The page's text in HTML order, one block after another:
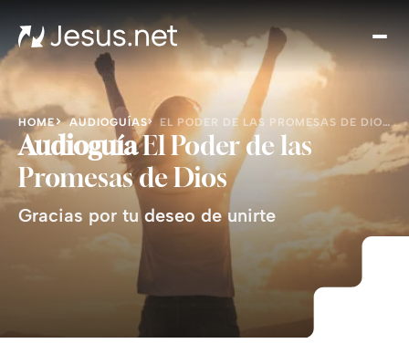
y
en
HOME AUDIOGUÍAS EL PODER DE LAS PROMESAS DE DIOS | M1000
AudioguíaEl Poder de las
Promesas de Dios
Gracias por tu deseo de unirte